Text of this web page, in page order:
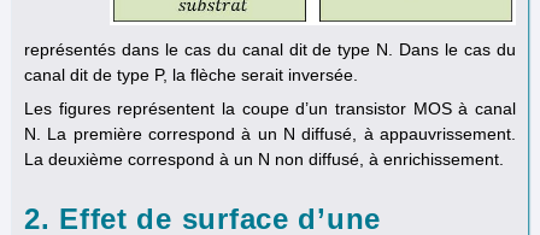
représentés dans le cas du canal dit de type N. Dans le cas du
canal dit de type P, la flèche serait inversée.
Les figures représentent la coupe d’un transistor MOS à canal
N. La première correspond à un N diffusé, à appauvrissement.
La deuxième correspond à un N non diffusé, à enrichissement.
2. Effet de surface d’une